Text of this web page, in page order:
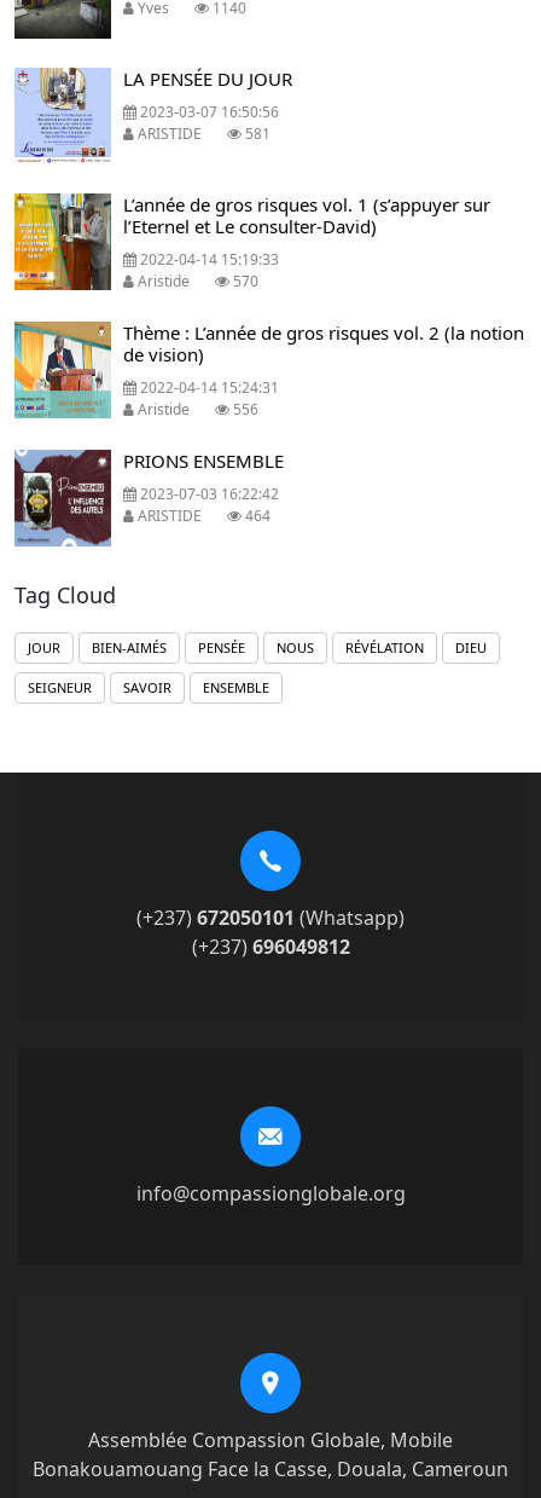
Yves 1140
LA PENSÉE DU JOUR
2023-03-07 16:50:56
ARISTIDE
581
L’année de gros risques vol. 1 (s’appuyer sur
l’Eternel et Le consulter-David)
2022-04-14 15:19:33
Aristide
570
Thème : L’année de gros risques vol. 2 (la notion
de vision)
2022-04-14 15:24:31
Aristide
556
PRIONS ENSEMBLE
2023-07-03 16:22:42
ARISTIDE
464
Tag Cloud
JOUR BIEN-AIMÉS PENSÉE NOUS RÉVÉLATION DIEU
SEIGNEUR SAVOIR ENSEMBLE
(+237) 672050101 (Whatsapp)
(+237) 696049812
info@compassionglobale.org
Assemblée Compassion Globale, Mobile
Bonakouamouang Face la Casse, Douala, Cameroun